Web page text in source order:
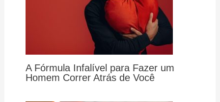
A Fórmula Infalível para Fazer um
Homem Correr Atrás de Você